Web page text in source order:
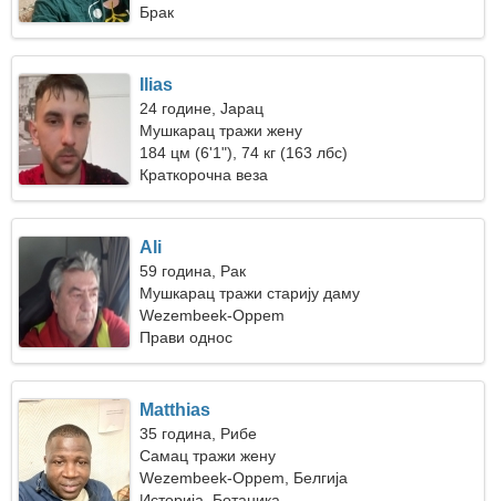
Брак
Ilias
24 године, Јарац
Мушкарац тражи жену
184 цм (6'1"), 74 кг (163 лбс)
Краткорочна веза
Ali
59 година, Рак
Мушкарац тражи старију даму
Wezembeek-Oppem
Прави однос
Matthias
35 година, Рибе
Самац тражи жену
Wezembeek-Oppem, Белгија